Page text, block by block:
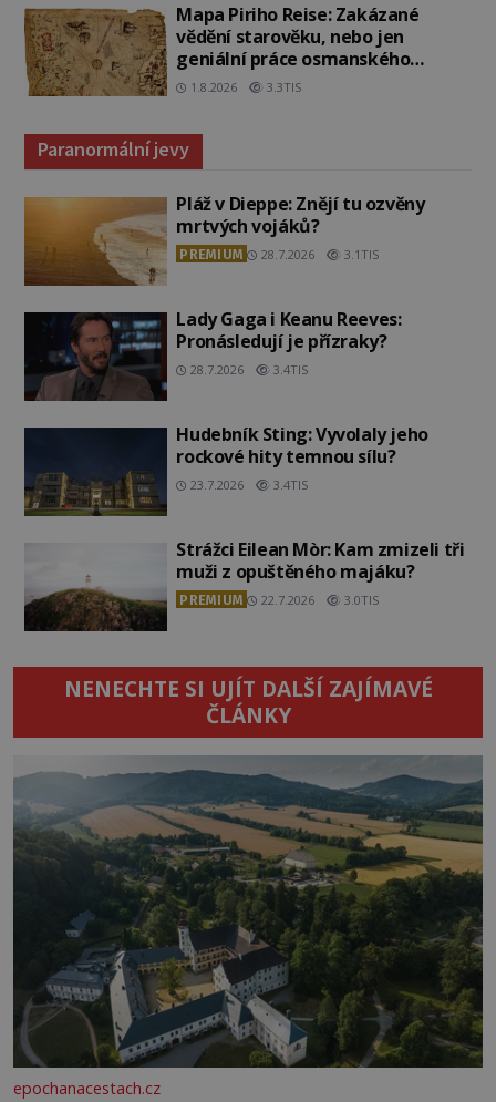
Mapa Piriho Reise: Zakázané
vědění starověku, nebo jen
geniální práce osmanského
admirála?
1.8.2026 3.3TIS
Paranormální jevy
Pláž v Dieppe: Znějí tu ozvěny
mrtvých vojáků?
PREMIUM 28.7.2026 3.1TIS
Lady Gaga i Keanu Reeves:
Pronásledují je přízraky?
28.7.2026 3.4TIS
Hudebník Sting: Vyvolaly jeho
rockové hity temnou sílu?
23.7.2026 3.4TIS
Strážci Eilean Mòr: Kam zmizeli tři
muži z opuštěného majáku?
PREMIUM 22.7.2026 3.0TIS
NENECHTE SI UJÍT DALŠÍ ZAJÍMAVÉ
ČLÁNKY
epochanacestach.cz